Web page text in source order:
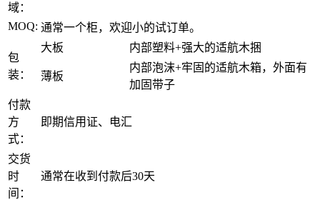
域：
MOQ: 通常一个柜，欢迎小的试订单。
包
装：
大板 内部塑料+强大的适航木捆
薄板
内部泡沫+牢固的适航木箱，外面有
加固带子
付款
方
式：
即期信用证、电汇
交货
时
间：
通常在收到付款后30天